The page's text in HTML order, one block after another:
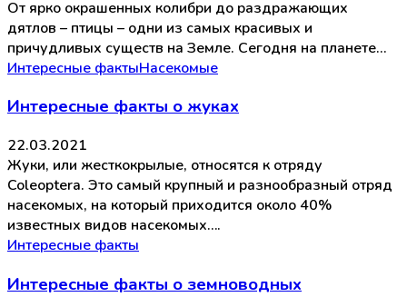
От ярко окрашенных колибри до раздражающих
дятлов – птицы – одни из самых красивых и
причудливых существ на Земле. Сегодня на планете…
Интересные фактыНасекомые
Интересные факты о жуках
22.03.2021
Жуки, или жесткокрылые, относятся к отряду
Coleoptera. Это самый крупный и разнообразный отряд
насекомых, на который приходится около 40%
известных видов насекомых….
Интересные факты
Интересные факты о земноводных